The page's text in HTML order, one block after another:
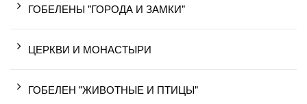
ГОБЕЛЕНЫ "ГОРОДА И ЗАМКИ"
ЦЕРКВИ И МОНАСТЫРИ
ГОБЕЛЕН "ЖИВОТНЫЕ И ПТИЦЫ"